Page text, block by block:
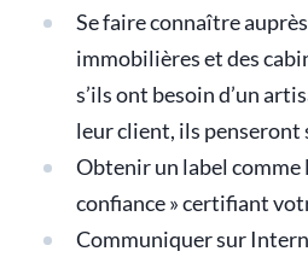
Se faire connaître
immobilières et des
s’ils ont besoin d’un
leur client, ils penseront
Obtenir un label comme
confiance » certifiant
Communiquer sur